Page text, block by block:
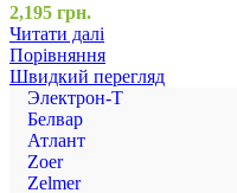
2,195 грн.
Читати далі
Порівняння
Швидкий перегляд
Электрон-Т
Белвар
Атлант
Zoer
Zelmer